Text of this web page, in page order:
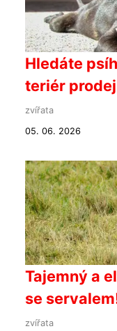
Hledáte
teriér
zvířata
05. 06. 2026
Tajemný a
se
zvířata